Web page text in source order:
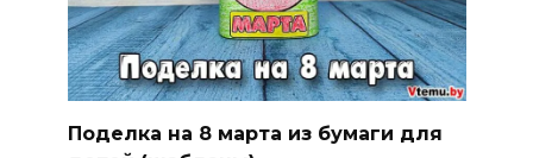
Поделка на 8 марта из бумаги для